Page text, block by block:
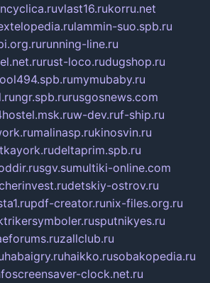
vlast16.rukorru.net
lammin-suo.spb.ru
running-line.ru
rust-loco.rudugshop.ru
mymubaby.ru
ngr.spb.rurusgosnews.com
w-dev.ruf-ship.ru
malinasp.rukinosvin.ru
deltaprim.spb.ru
sgv.sumultiki-online.com
detskiy-ostrov.ru
pdf-creator.runix-files.org.ru
sputnikyes.ru
zallclub.ru
habaigry.ruhaikko.rusobakopedia.ru
screensaver-clock.net.ru